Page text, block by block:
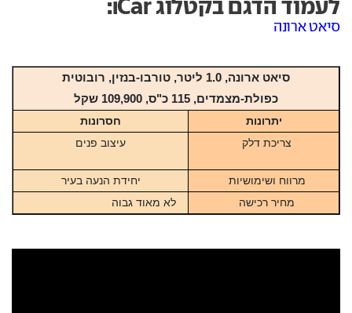
לעמוד הדגם בקטלוג iCar:
סיאט ארונה
סיאט ארונה
, 1.0 ליטר, טורבו-בנזין, רובוטית
כפולת-מצמדים, 115 כ"ס, 109,900 שקל
יתרונות
חסרונות
צריכת דלק
עיצוב פנים
מרווח ושימושיות
יחידת הנעה בעיר
מחיר רכישה
לא מאוד גבוה